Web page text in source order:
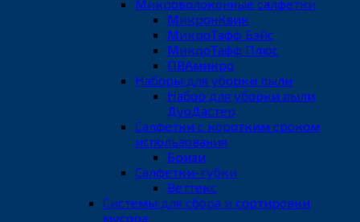
Микроволоконные салфетки
МикронКвик
МикроТафф Бэйс
МикроТафф Плюс
ПВАмикро
Наборы для уборки пыли
Набор для уборки пыли
ДуоДастер
Салфетки с коротким сроком
использования
Бризи
Салфетки-губки
Веттекс
Системы для сбора и сортировки
мусора